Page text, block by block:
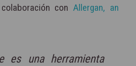
colaboración conAllergan, an
es una herramienta